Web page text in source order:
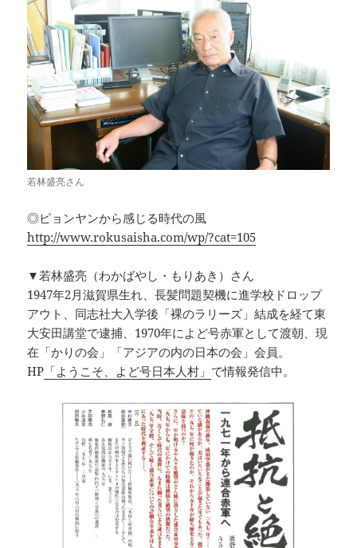
若林盛亮さん
◎ピョンヤンから感じる時代の風
http://www.rokusaisha.com/wp/?cat=105
▼若林盛亮（わかばやし・もりあき）さん
1947年2月滋賀県生れ、長髪問題契機に進学校ドロップ
アウト、同志社大入学後「裸のラリーズ」結成を経て東
大安田講堂で逮捕、1970年によど号赤軍として渡朝、現
在「かりの会」「アジアの内の日本の会」会員。
HP 「ようこそ、よど号日本人村」 で情報発信中。